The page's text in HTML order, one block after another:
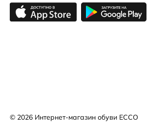
© 2026 Интернет-магазин обуви ECCO